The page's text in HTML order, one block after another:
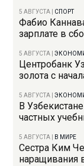
5 АВГУСТА СПОРТ
Фабио
зарплате в
5 АВГУСТА |
Центробанк
золота с
5 АВГУСТА |
В
частных
5 АВГУСТА В МИРЕ
Сестра Ким
наращивания